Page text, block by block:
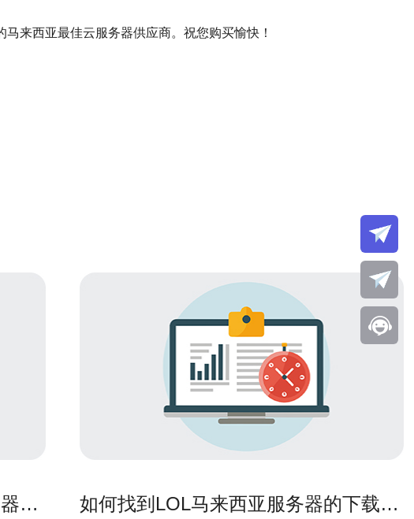
来西亚最佳云服务器供应商。祝您购买愉快！
优
如何找到LOL马来西亚服务器的下载资